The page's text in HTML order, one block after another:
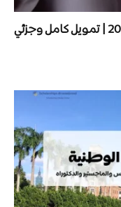
منح لدراسة الطب في كوريا الجنوبية 2027 | تمويل كامل وجزئي